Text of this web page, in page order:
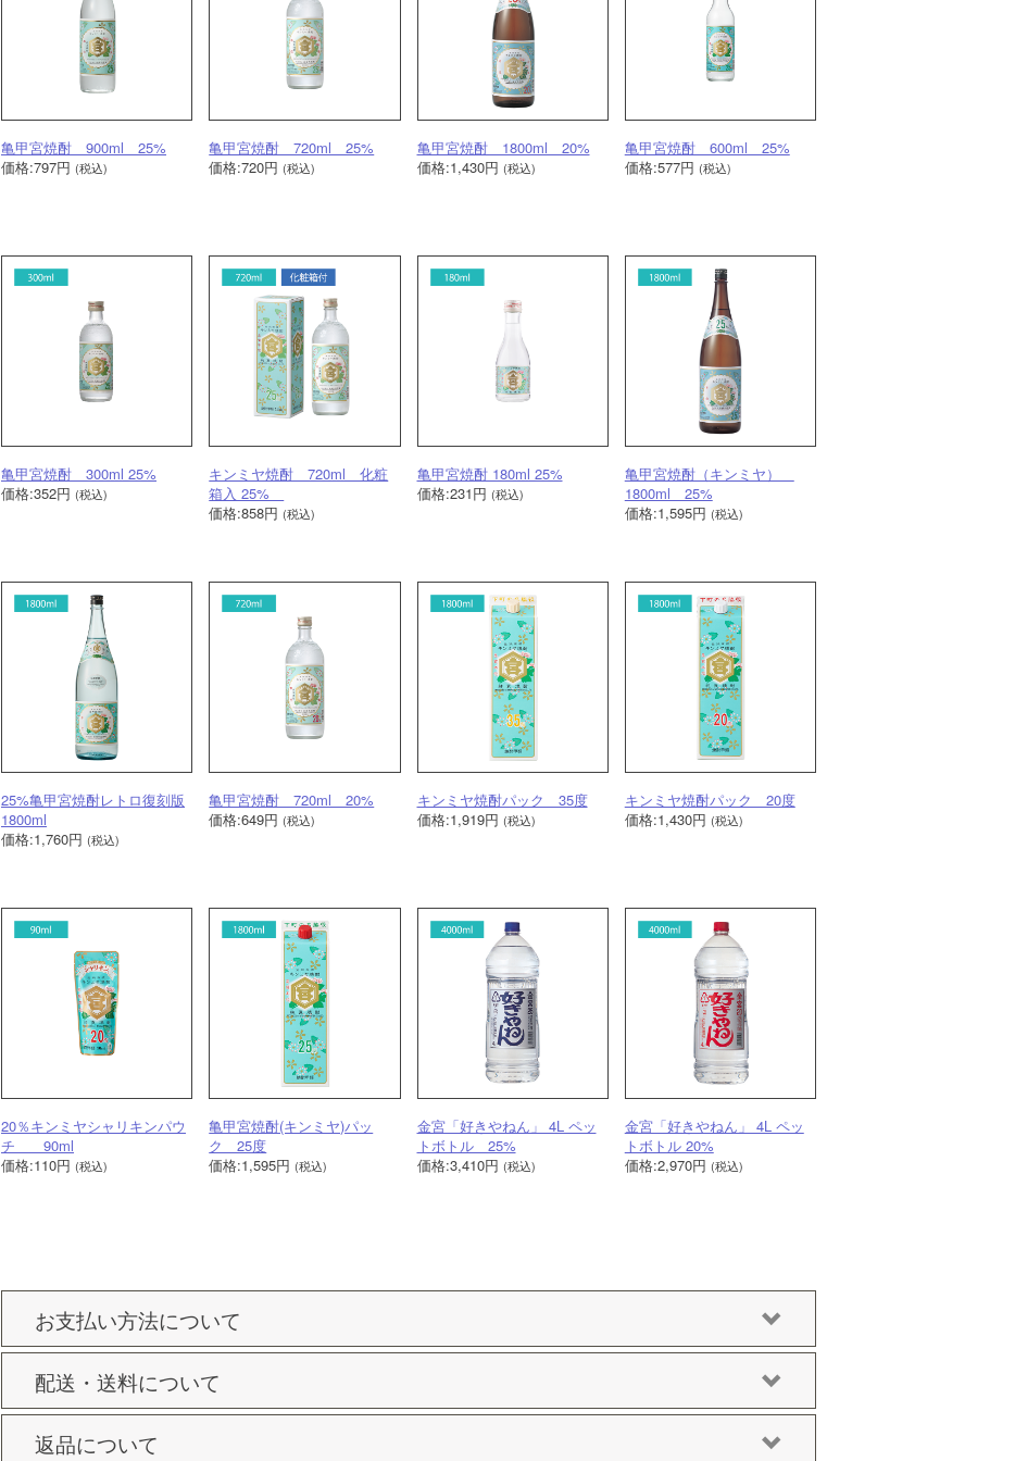
亀甲宮焼酎 900ml 25%
価格:797円 (税込)
亀甲宮焼酎 720ml 25%
価格:720円 (税込)
亀甲宮焼酎 1800ml 20%
価格:1,430円 (税込)
亀甲宮焼酎 600ml 25%
価格:577円 (税込)
亀甲宮焼酎 300ml 25%
価格:352円 (税込)
キンミヤ焼酎 720ml 化粧
箱入 25%
価格:858円 (税込)
亀甲宮焼酎 180ml 25%
価格:231円 (税込)
亀甲宮焼酎（キンミヤ）
1800ml 25%
価格:1,595円 (税込)
25%亀甲宮焼酎レトロ復刻版
1800ml
価格:1,760円 (税込)
亀甲宮焼酎 720ml 20%
価格:649円 (税込)
キンミヤ焼酎パック 35度
価格:1,919円 (税込)
キンミヤ焼酎パック 20度
価格:1,430円 (税込)
20％キンミヤシャリキンパウ
チ 90ml
価格:110円 (税込)
亀甲宮焼酎(キンミヤ)パッ
ク 25度
価格:1,595円 (税込)
金宮「好きやねん」 4L ペッ
トボトル 25%
価格:3,410円 (税込)
金宮「好きやねん」 4L ペッ
トボトル 20%
価格:2,970円 (税込)
お支払い方法について
配送・送料について
返品について